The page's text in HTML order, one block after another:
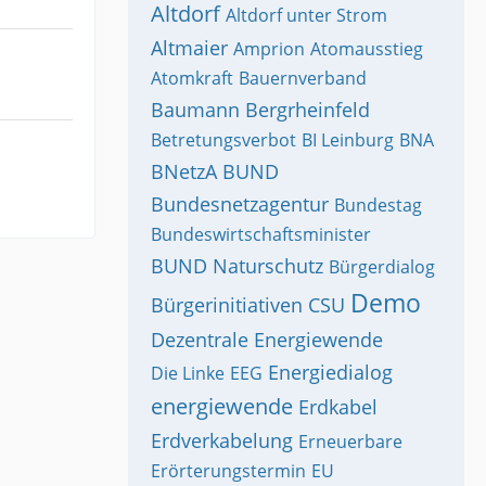
Altdorf Altdorf unter Strom
Altmaier Amprion Atomausstieg
Atomkraft Bauernverband
Baumann Bergrheinfeld
Betretungsverbot BI Leinburg BNA
BNetzA BUND
Bundesnetzagentur Bundestag
Bundeswirtschaftsminister
BUND Naturschutz Bürgerdialog
Bürgerinitiativen CSU Demo
Dezentrale Energiewende
Die Linke EEG Energiedialog
energiewende Erdkabel
Erdverkabelung Erneuerbare
Erörterungstermin EU